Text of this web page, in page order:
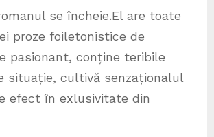
se încheie.El are toate
proze foiletonistice de
pasionant, conține teribile
situație, cultivă senzaționalul
efect în exlusivitate din